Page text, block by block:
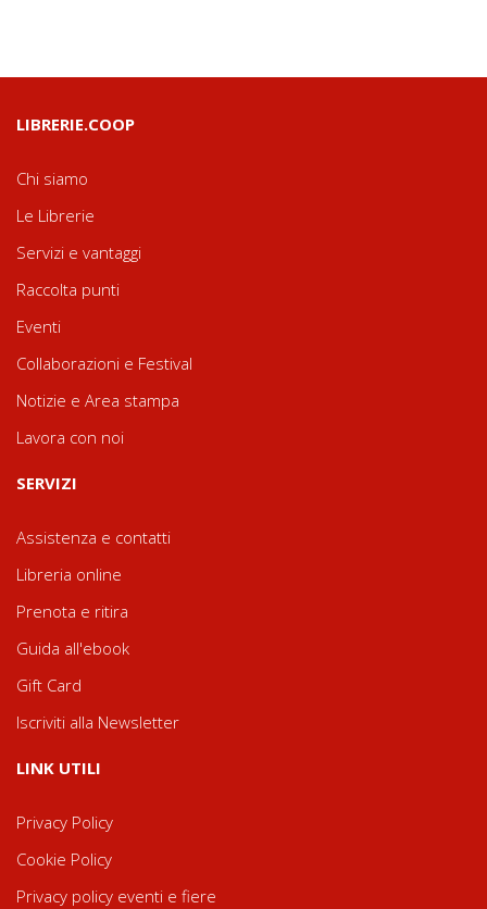
LIBRERIE.COOP
Chi siamo
Le Librerie
Servizi e vantaggi
Raccolta punti
Eventi
Collaborazioni e Festival
Notizie e Area stampa
Lavora con noi
SERVIZI
Assistenza e contatti
Libreria online
Prenota e ritira
Guida all'ebook
Gift Card
Iscriviti alla Newsletter
LINK UTILI
Privacy Policy
Cookie Policy
Privacy policy eventi e fiere